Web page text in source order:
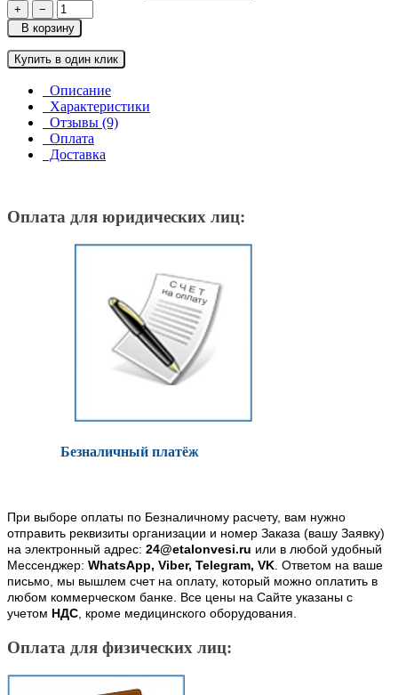
+
−
В корзину
Купить в один клик
Описание
Характеристики
Отзывы (9)
Оплата
Доставка
Оплата для юридических лиц:
Безналичный платёж
При выборе оплаты по Безналичному расчету, вам нужно
отправить реквизиты организации и номер Заказа (вашу Заявку)
на электронный адрес: 24@etalonvesi.ru или в любой удобный
Мессенджер: WhatsApp, Viber, Telegram, VK. Ответом на ваше
письмо, мы вышлем счет на оплату, который можно оплатить в
любом коммерческом банке. Все цены на Сайте указаны с
учетом НДС, кроме медицинского оборудования.
Оплата для физических лиц: